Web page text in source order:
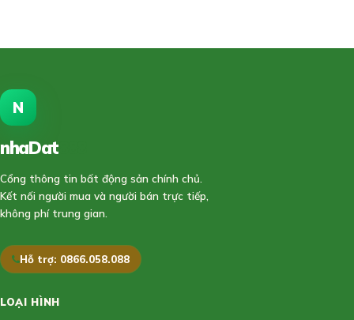
N
nhaDat
Cổng thông tin bất động sản chính chủ.
Kết nối người mua và người bán trực tiếp,
không phí trung gian.
Hỗ trợ: 0866.058.088
LOẠI HÌNH